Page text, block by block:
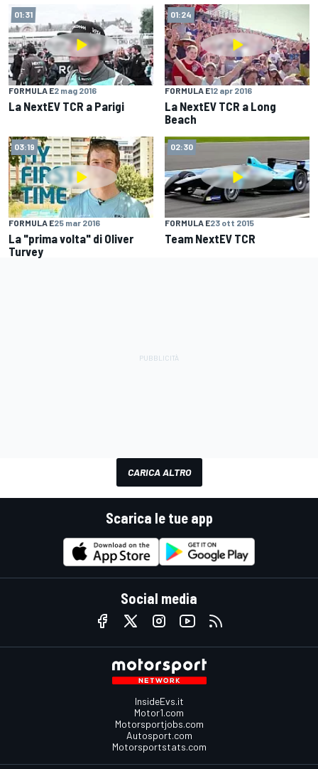
01:31
FORMULA E2 mag 2016
La NextEV TCR a Parigi
01:24
FORMULA E12 apr 2016
La NextEV TCR a Long
Beach
03:19
FORMULA E25 mar 2016
La "prima volta" di Oliver
Turvey
02:30
FORMULA E23 ott 2015
Team NextEV TCR
CARICA ALTRO
Scarica le tue app
Social media
InsideEvs.it
Motor1.com
Motorsportjobs.com
Autosport.com
Motorsportstats.com